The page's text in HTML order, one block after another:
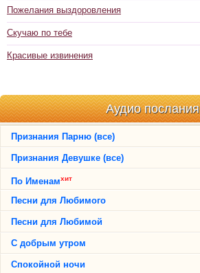
Пожелания выздоровления
Скучаю по тебе
Красивые извинения
Аудио послания
Признания Парню (все)
Признания Девушке (все)
По Именамхит
Песни для Любимого
Песни для Любимой
С добрым утром
Спокойной ночи